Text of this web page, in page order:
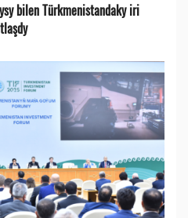
bilen Türkmenistandaky iri